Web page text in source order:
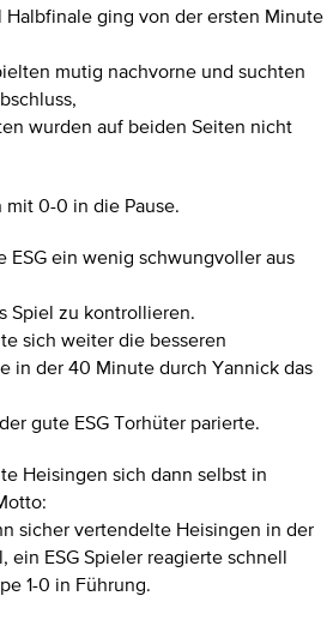
Halbfinale ging von der ersten Minute
mutig nachvorne und suchten
wurden auf beiden Seiten nicht
0-0 in die Pause.
ESG ein wenig schwungvoller aus
Spiel zu kontrollieren.
sich weiter die besseren
in der 40 Minute durch Yannick das
gute ESG Torhüter parierte.
Heisingen sich dann selbst in
sicher vertendelte Heisingen in der
ein ESG Spieler reagierte schnell
1-0 in Führung.